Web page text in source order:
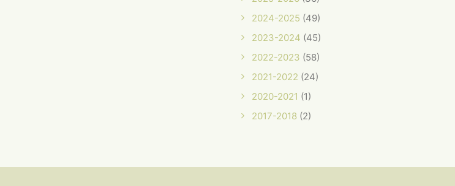
2024-2025 (49)
2023-2024 (45)
2022-2023 (58)
2021-2022 (24)
2020-2021 (1)
2017-2018 (2)